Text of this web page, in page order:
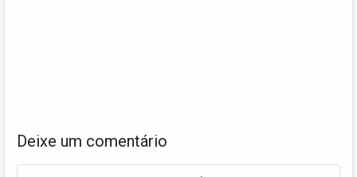
Deixe um comentário